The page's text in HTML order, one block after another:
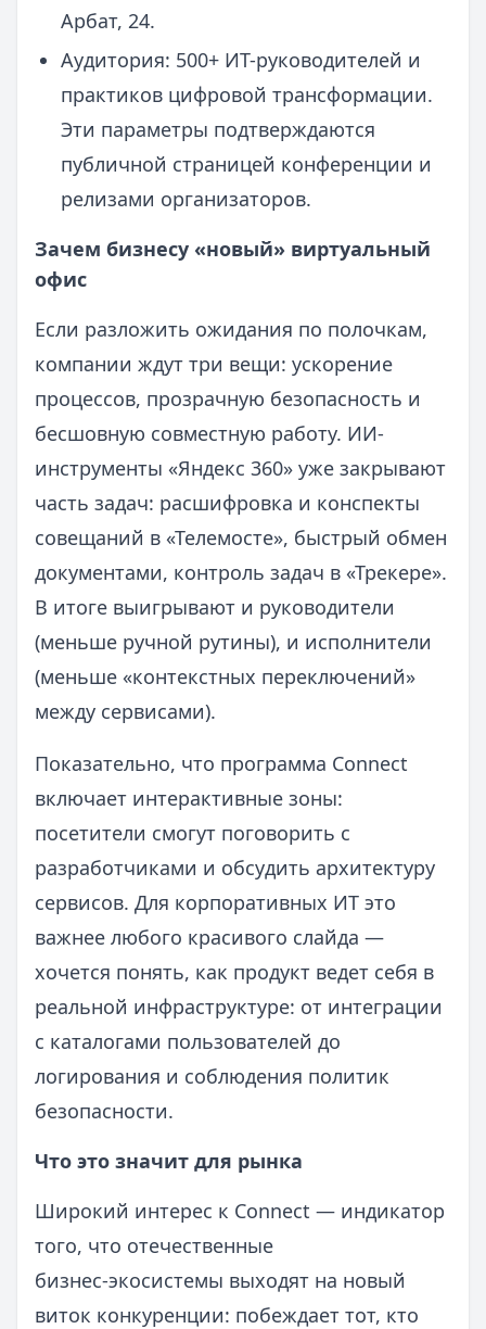
Арбат, 24.
Аудитория: 500+ ИТ-руководителей и
практиков цифровой трансформации.
Эти параметры подтверждаются
публичной страницей конференции и
релизами организаторов.
Зачем бизнесу «новый» виртуальный
офис
Если разложить ожидания по полочкам,
компании ждут три вещи: ускорение
процессов, прозрачную безопасность и
бесшовную совместную работу. ИИ-
инструменты «Яндекс 360» уже закрывают
часть задач: расшифровка и конспекты
совещаний в «Телемосте», быстрый обмен
документами, контроль задач в «Трекере».
В итоге выигрывают и руководители
(меньше ручной рутины), и исполнители
(меньше «контекстных переключений»
между сервисами).
Показательно, что программа Connect
включает интерактивные зоны:
посетители смогут поговорить с
разработчиками и обсудить архитектуру
сервисов. Для корпоративных ИТ это
важнее любого красивого слайда —
хочется понять, как продукт ведет себя в
реальной инфраструктуре: от интеграции
с каталогами пользователей до
логирования и соблюдения политик
безопасности.
Что это значит для рынка
Широкий интерес к Connect — индикатор
того, что отечественные
бизнес‑экосистемы выходят на новый
виток конкуренции: побеждает тот, кто